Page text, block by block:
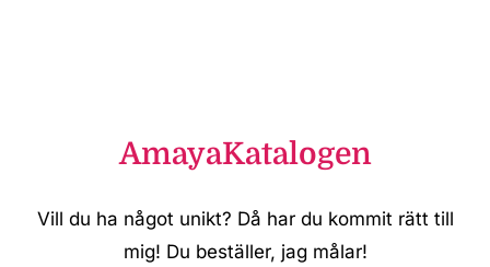
AmayaKatalogen
Vill du ha något unikt? Då har du kommit rätt till
mig! Du beställer, jag målar!